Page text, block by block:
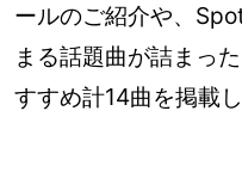
ールのご紹介や、
まる話題曲が詰まっ
すすめ計14曲を掲載し